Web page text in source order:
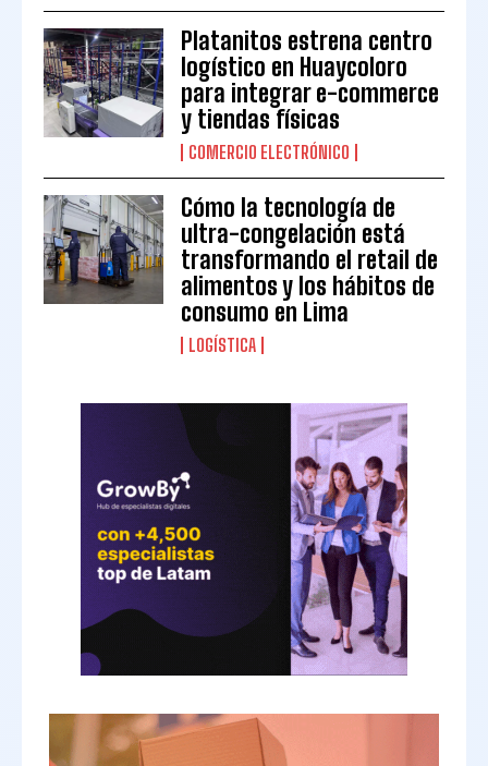
Platanitos estrena centro
logístico en Huaycoloro
para integrar e-commerce
y tiendas físicas
COMERCIO ELECTRÓNICO
Cómo la tecnología de
ultra-congelación está
transformando el retail de
alimentos y los hábitos de
consumo en Lima
LOGÍSTICA